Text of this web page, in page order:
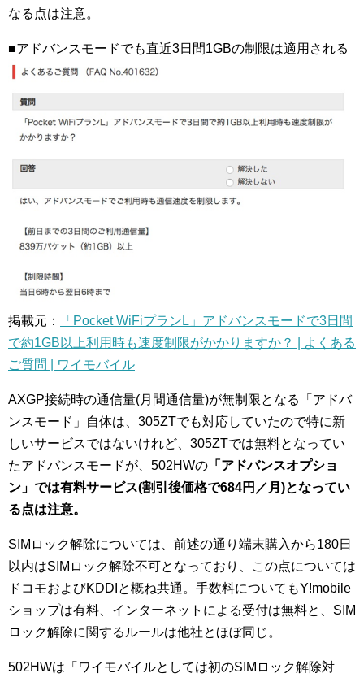
なる点は注意。
■アドバンスモードでも直近3日間1GBの制限は適用される
掲載元：
「Pocket WiFiプランL」アドバンスモードで3日間
で約1GB以上利用時も速度制限がかかりますか？ | よくある
ご質問 | ワイモバイル
AXGP接続時の通信量(月間通信量)が無制限となる「アドバ
ンスモード」自体は、305ZTでも対応していたので特に新
しいサービスではないけれど、305ZTでは無料となってい
たアドバンスモードが、502HWの 「アドバンスオプショ
ン」では有料サービス(割引後価格で684円／月)となってい
る点は注意。
SIMロック解除については、前述の通り端末購入から180日
以内はSIMロック解除不可となっており、この点については
ドコモおよびKDDIと概ね共通。手数料についてもY!mobile
ショップは有料、インターネットによる受付は無料と、SIM
ロック解除に関するルールは他社とほぼ同じ。
502HWは「ワイモバイルとしては初のSIMロック解除対